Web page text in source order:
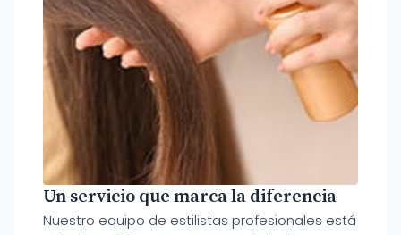
Un servicio que marca la diferencia
Nuestro equipo de estilistas profesionales está